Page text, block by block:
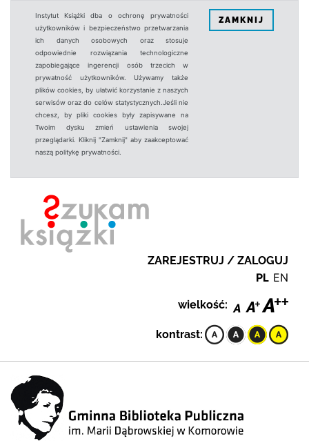
Instytut Książki dba o ochronę prywatności
użytkowników i bezpieczeństwo przetwarzania
ich danych osobowych oraz stosuje
odpowiednie rozwiązania technologiczne
zapobiegające ingerencji osób trzecich w
prywatność użytkowników. Używamy także
plików cookies, by ułatwić korzystanie z naszych
serwisów oraz do celów statystycznych.Jeśli nie
chcesz, by pliki cookies były zapisywane na
Twoim dysku zmień ustawienia swojej
przeglądarki. Kliknij "Zamknij" aby zaakceptować
naszą politykę prywatności.
ZAMKNIJ
ZAREJESTRUJ / ZALOGUJ
PL EN
wielkość:
kontrast: